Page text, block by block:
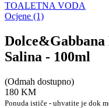
TOALETNA VODA
Ocjene (1)
Salina - 100ml
(Odmah dostupno)
180 KM
Ponuda ističe - uhvatite je dok